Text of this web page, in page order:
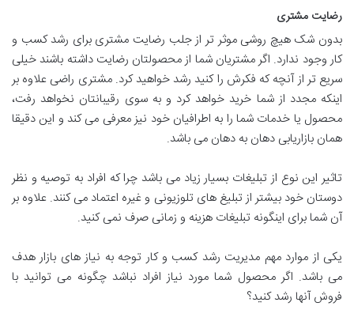
رضایت مشتری
بدون شک هیچ روشی موثر تر از جلب رضایت مشتری برای رشد کسب و
کار وجود ندارد. اگر مشتریان شما از محصولتان رضایت داشته باشند خیلی
سریع تر از آنچه که فکرش را کنید رشد خواهید کرد. مشتری راضی علاوه بر
اینکه مجدد از شما خرید خواهد کرد و به سوی رقیبانتان نخواهد رفت،
محصول یا خدمات شما را به اطرافیان خود نیز معرفی می کند و این دقیقا
همان بازاریابی دهان به دهان می باشد.
تاثیر این نوع از تبلیغات بسیار زیاد می باشد چرا که افراد به توصیه و نظر
دوستان خود بیشتر از تبلیغ های تلوزیونی و غیره اعتماد می کنند. علاوه بر
آن شما برای اینگونه تبلیغات هزینه و زمانی صرف نمی کنید.
یکی از موارد مهم مدیریت رشد کسب و کار توجه به نیاز های بازار هدف
می باشد. اگر محصول شما مورد نیاز افراد نباشد چگونه می توانید با
فروش آنها رشد کنید؟